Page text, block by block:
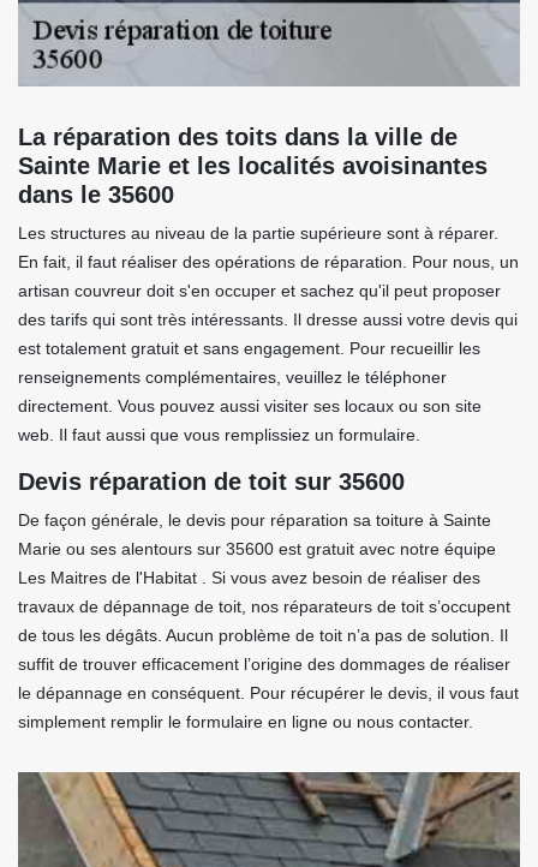
La réparation des toits dans la ville de
Sainte Marie et les localités avoisinantes
dans le 35600
Les structures au niveau de la partie supérieure sont à réparer.
En fait, il faut réaliser des opérations de réparation. Pour nous, un
artisan couvreur doit s'en occuper et sachez qu'il peut proposer
des tarifs qui sont très intéressants. Il dresse aussi votre devis qui
est totalement gratuit et sans engagement. Pour recueillir les
renseignements complémentaires, veuillez le téléphoner
directement. Vous pouvez aussi visiter ses locaux ou son site
web. Il faut aussi que vous remplissiez un formulaire.
Devis réparation de toit sur 35600
De façon générale, le devis pour réparation sa toiture à Sainte
Marie ou ses alentours sur 35600 est gratuit avec notre équipe
Les Maitres de l'Habitat . Si vous avez besoin de réaliser des
travaux de dépannage de toit, nos réparateurs de toit s’occupent
de tous les dégâts. Aucun problème de toit n’a pas de solution. Il
suffit de trouver efficacement l’origine des dommages de réaliser
le dépannage en conséquent. Pour récupérer le devis, il vous faut
simplement remplir le formulaire en ligne ou nous contacter.